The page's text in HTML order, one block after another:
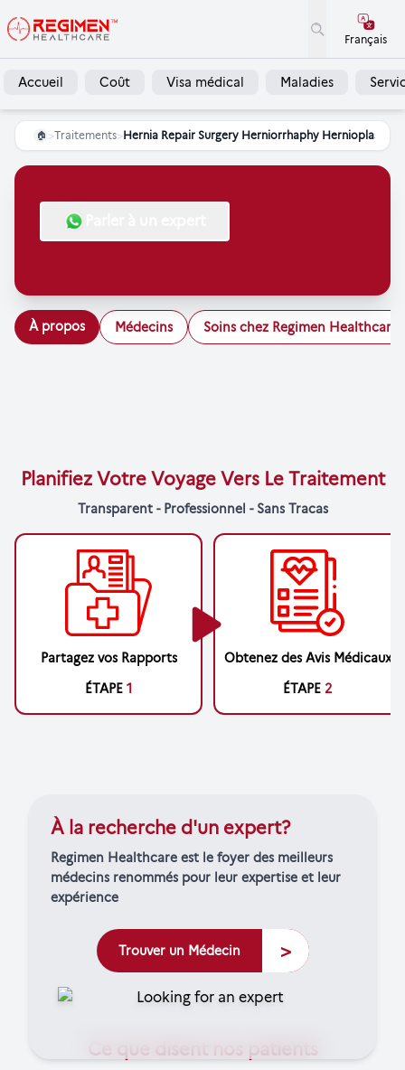
Français
Accueil Coût Visa médical Maladies
🏠 >Traitements>Hernia Repair Surgery Herniorrhaphy Hernioplasty
À propos Médecins Soins chez Regimen Healthcare
Planifiez Votre Voyage Vers Le Traitement
Transparent - Professionnel - Sans Tracas
Partagez vos Rapports
ÉTAPE 1
Obtenez des Avis Médicaux
ÉTAPE 2
À la recherche d'un expert?
Regimen Healthcare est le foyer des meilleurs
médecins renommés pour leur expertise et leur
expérience
Trouver un Médecin >
Ce que disent nos patients